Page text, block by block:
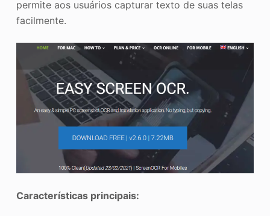
permite aos usuários capturar texto de suas telas
facilmente.
Características principais: